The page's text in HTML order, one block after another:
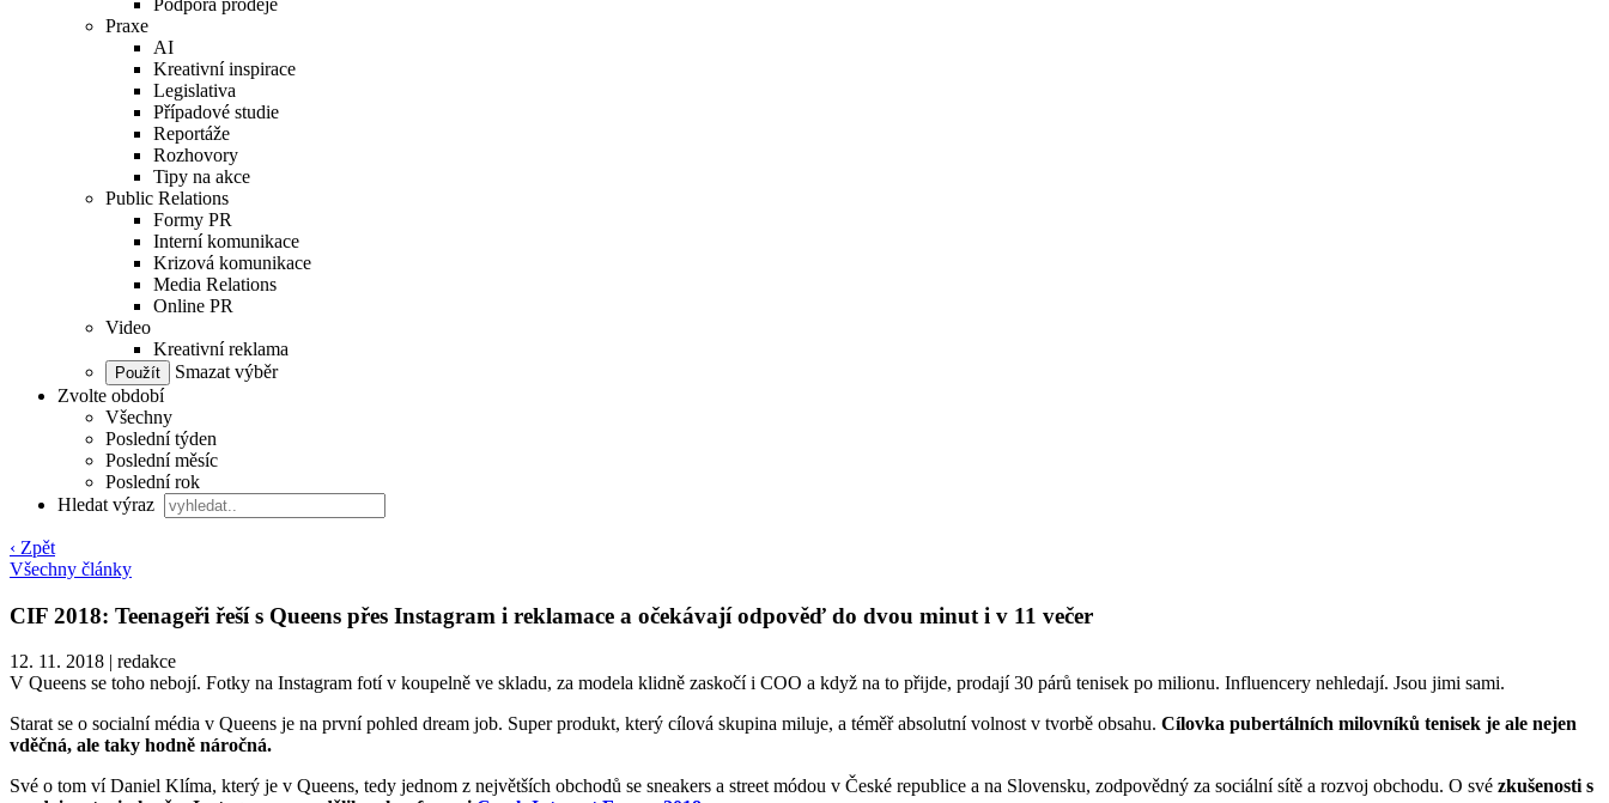
Podpora prodeje
Praxe
AI
Kreativní inspirace
Legislativa
Případové studie
Reportáže
Rozhovory
Tipy na akce
Public Relations
Formy PR
Interní komunikace
Krizová komunikace
Media Relations
Online PR
Video
Kreativní reklama
Smazat výběr
Zvolte období
Všechny
Poslední týden
Poslední měsíc
Poslední rok
Hledat výraz
‹ Zpět
Všechny články
CIF 2018: Teenageři řeší s Queens přes Instagram i reklamace a očekávají odpověď do dvou minut i v 11 večer
12. 11. 2018 | redakce
V Queens se toho nebojí. Fotky na Instagram fotí v koupelně ve skladu, za modela klidně zaskočí i COO a když na to přijde, prodají 30 párů tenisek po milionu. Influencery nehledají. Jsou jimi sami.
Starat se o socialní média v Queens je na první pohled dream job. Super produkt, který cílová skupina miluje, a téměř absolutní volnost v tvorbě obsahu. Cílovka pubertálních milovníků tenisek je ale nejen
vděčná, ale taky hodně náročná.
Své o tom ví Daniel Klíma, který je v Queens, tedy jednom z největších obchodů se sneakers a street módou v České republice a na Slovensku, zodpovědný za sociální sítě a rozvoj obchodu. O své zkušenosti s